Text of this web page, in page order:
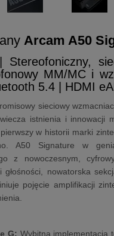
Arcam A50
| Stereofoniczny,
MM/MC i
5.4 | HDMI
sieciowy
istnienia i
w historii marki
A50 Signature w
z nowoczesnym,
głośności, nowatorska
pojęcie amplifikacji
G: Wybitna implementacja